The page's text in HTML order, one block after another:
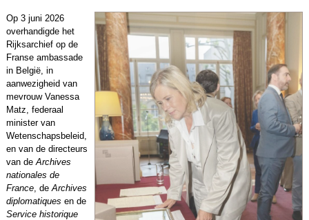
Op 3 juni 2026
overhandigde het
Rijksarchief op de
Franse ambassade
in België, in
aanwezigheid van
mevrouw Vanessa
Matz, federaal
minister van
Wetenschapsbeleid,
en van de directeurs
van deArchives
nationales de
France, deArchives
diplomatiques en de
Service historique